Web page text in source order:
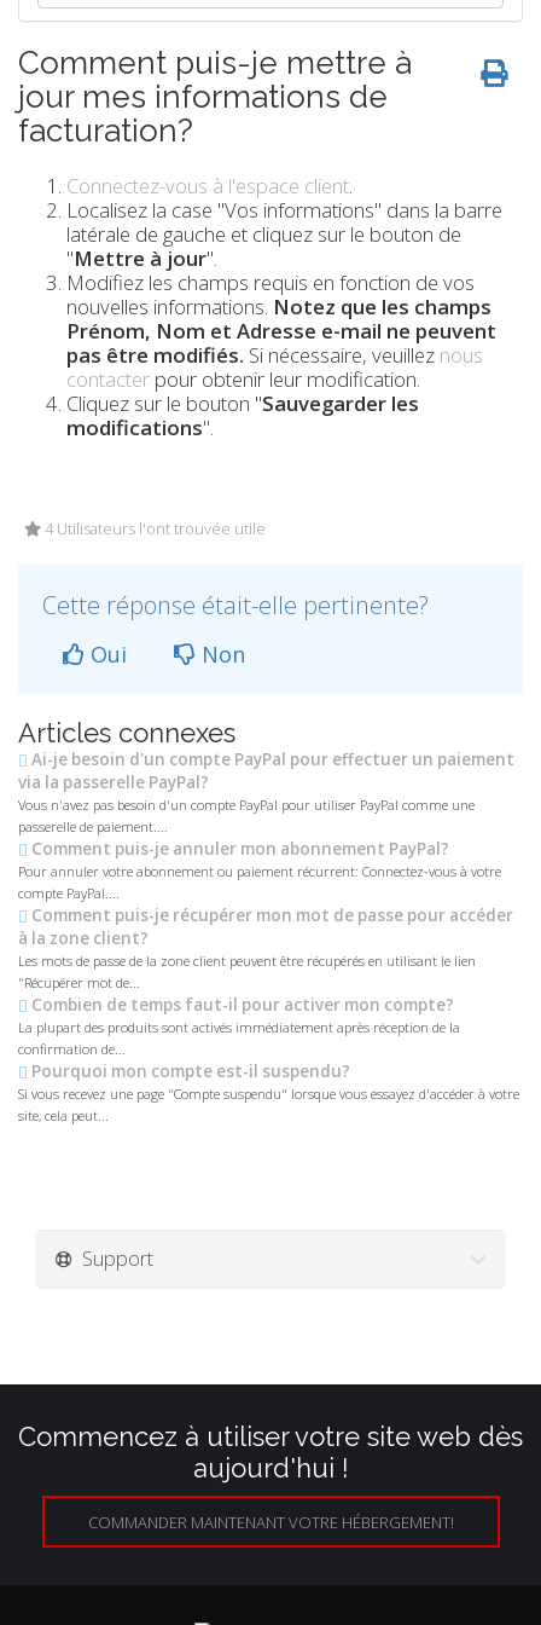
Comment puis-je mettre à
jour mes informations de
facturation?
Connectez-vous à l'espace client.
Localisez la case "Vos informations" dans la barre
latérale de gauche et cliquez sur le bouton de
"Mettre à jour".
Modifiez les champs requis en fonction de vos
nouvelles informations. Notez que les champs
Prénom, Nom et Adresse e-mail ne peuvent
pas être modifiés. Si nécessaire, veuillez nous
contacter pour obtenir leur modification.
Cliquez sur le bouton "Sauvegarder les
modifications".
4 Utilisateurs l'ont trouvée utile
Cette réponse était-elle pertinente?
Oui Non
Articles connexes
Ai-je besoin d'un compte PayPal pour effectuer un paiement
via la passerelle PayPal?
Vous n'avez pas besoin d'un compte PayPal pour utiliser PayPal comme une
passerelle de paiement....
Comment puis-je annuler mon abonnement PayPal?
Pour annuler votre abonnement ou paiement récurrent: Connectez-vous à votre
compte PayPal....
Comment puis-je récupérer mon mot de passe pour accéder
à la zone client?
Les mots de passe de la zone client peuvent être récupérés en utilisant le lien
"Récupérer mot de...
Combien de temps faut-il pour activer mon compte?
La plupart des produits sont activés immédiatement après réception de la
confirmation de...
Pourquoi mon compte est-il suspendu?
Si vous recevez une page "Compte suspendu" lorsque vous essayez d'accéder à votre
site, cela peut...
Support
Commencez à utiliser votre site web dès
aujourd'hui !
COMMANDER MAINTENANT VOTRE HÉBERGEMENT!